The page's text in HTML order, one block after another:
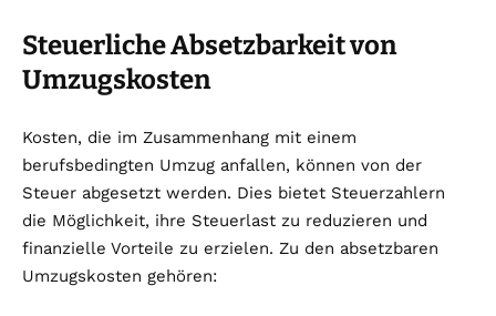
Steuerliche Absetzbarkeit von
Umzugskosten
Kosten, die im Zusammenhang mit einem
berufsbedingten Umzug anfallen, können von der
Steuer abgesetzt werden. Dies bietet Steuerzahlern
die Möglichkeit, ihre Steuerlast zu reduzieren und
finanzielle Vorteile zu erzielen. Zu den absetzbaren
Umzugskosten gehören: